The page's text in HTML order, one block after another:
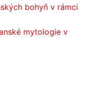
bohyň v rámci
mytologie v